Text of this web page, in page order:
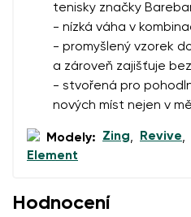
tenisky značky
- nízká váha v
- promyšlený vzorek
a zároveň zajišťuje
- stvořená pro
nových míst nejen v
Modely: Zing, Revive,
Element
Hodnocení